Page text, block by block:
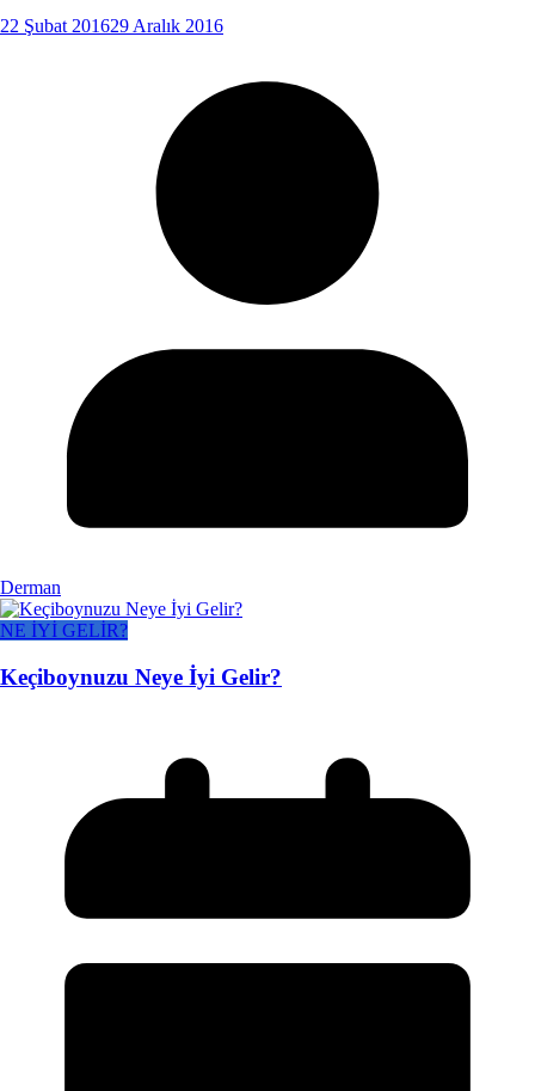
22 Şubat 201629 Aralık 2016
Derman
NE İYİ GELİR?
Keçiboynuzu Neye İyi Gelir?